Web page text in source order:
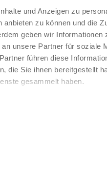
und Anzeigen zu
anbieten zu können und die
geben wir Informationen
unsere Partner für soziale
führen diese
die Sie ihnen bereitgestellt
gesammelt haben.
am Drau Radweg
aus - 7 x Übernachtung